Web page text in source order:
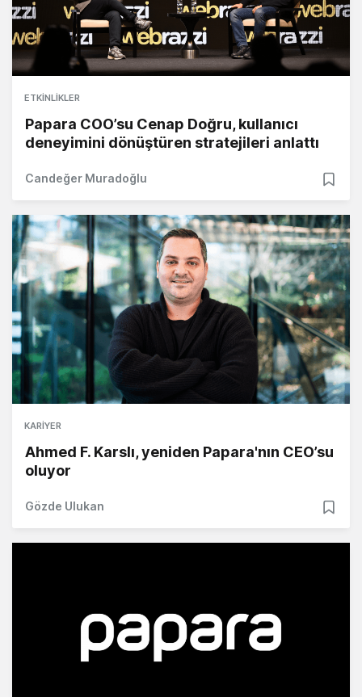
ETKINLIKLER
Papara COO’su Cenap Doğru, kullanıcı
deneyimini dönüştüren stratejileri anlattı
Candeğer Muradoğlu
KARIYER
Ahmed F. Karslı, yeniden Papara'nın CEO’su
oluyor
Gözde Ulukan